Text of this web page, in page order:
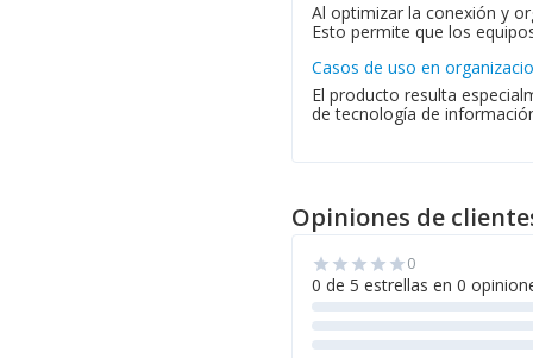
Al optimizar la conexión y
Esto permite que los
Casos de uso en
El producto resulta
de tecnología de
Opiniones de
star star star star star0
0 de 5 estrellas en 0